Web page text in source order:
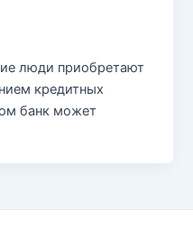
люди приобретают
кредитных
банк может